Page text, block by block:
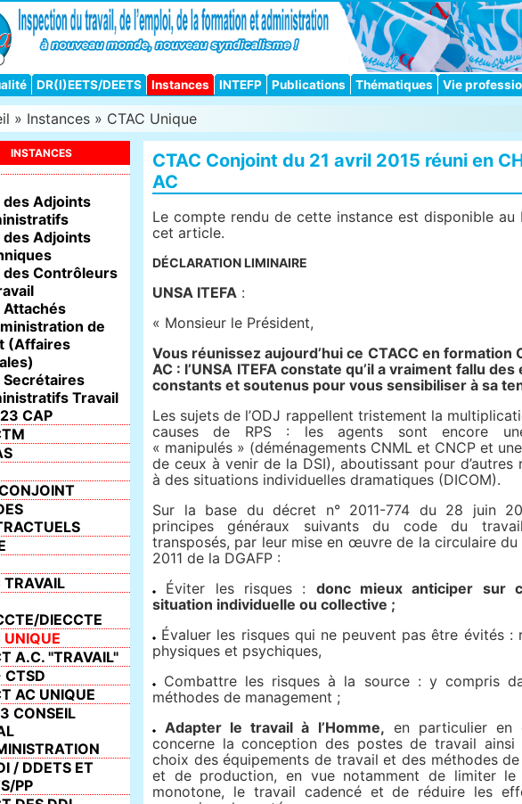
DR(I)EETS/DEETS Instances INTEFP Publications Thématiques Vie
» Instances » CTAC Unique
CTAC Conjoint du 21 avril 2015 réuni en
AC
Le compte rendu de cette instance est disponible au
cet article.
DÉCLARATION LIMINAIRE
UNSA ITEFA :
« Monsieur le Président,
Vous réunissez aujourd’hui ce CTACC en formation
AC : l’UNSA ITEFAconstate qu’il a vraiment fallu des
constants et soutenus pour vous sensibiliser à sa
Les sujets de l’ODJ rappellent tristement la
causes de RPS : les agents sont encore
« manipulés » (déménagements CNML et CNCP et
de ceux à venir de la DSI), aboutissant pour d’autres
à des situations individuelles dramatiques (DICOM).
Sur la base du décret n° 2011-774 du 28 juin
principes généraux suivants du code du
transposés, par leur mise en œuvre de la circulaire du
2011 de la DGAFP :
Éviter les risques : donc mieux anticiper sur
situation individuelle ou collective ;
Évaluer les risques qui ne peuvent pas être évités :
physiques et psychiques,
Combattre les risques à la source : y compris
méthodes de management ;
Adapter le travail à l’Homme, en particulier en
concerne la conception des postes de travail ainsi
choix des équipements de travail et des méthodes
et de production, en vue notamment de limiter le
monotone, le travail cadencé et de réduire les
INSTANCES
des Adjoints
des Adjoints
des Contrôleurs
Attachés
de
(Affaires
Secrétaires
Travail
CAP
TRAVAIL
DIECCTE
UNIQUE
A.C. "TRAVAIL"
CTSD
AC UNIQUE
CONSEIL
/ DDETS ET
PP